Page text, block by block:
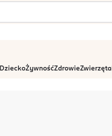
DzieckoŻywnośćZdrowieZwierzęta